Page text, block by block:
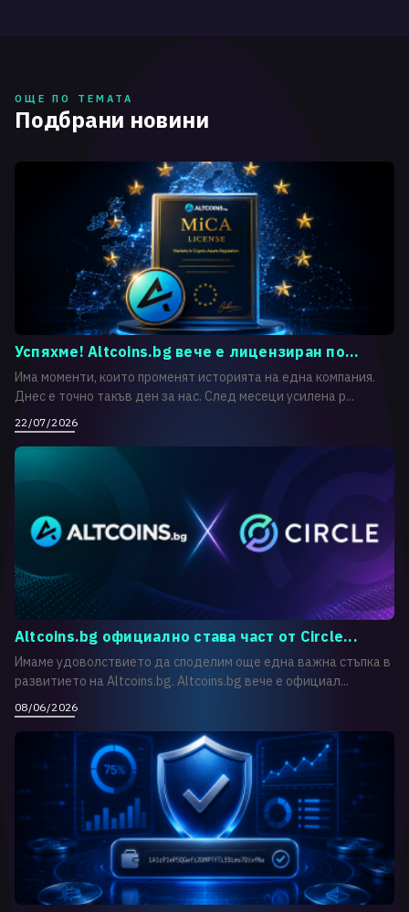
ОЩЕ ПО ТЕМАТА
Подбрани новини
Успяхме! Altcoins.bg вече е лицензиран по...
Има моменти, които променят историята на една компания.
Днес е точно такъв ден за нас. След месеци усилена р...
22/07/2026
Altcoins.bg официално става част от Circle...
Имаме удоволствието да споделим още една важна стъпка в
развитието на Altcoins.bg. Altcoins.bg вече е официал...
08/06/2026